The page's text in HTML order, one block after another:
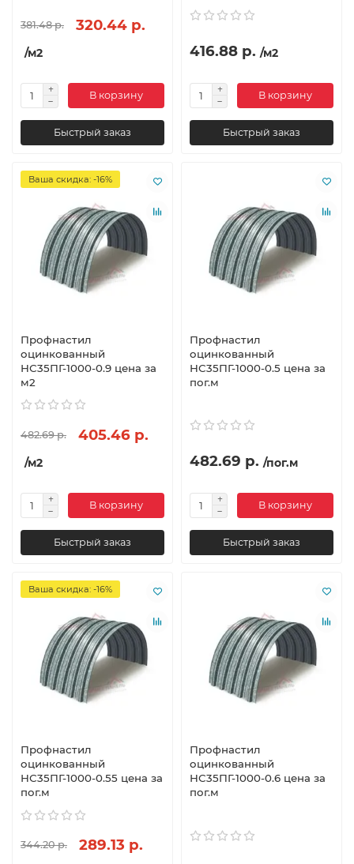
381.48 р. 320.44 р.
/м2
В корзину
Быстрый заказ
416.88 р. /м2
В корзину
Быстрый заказ
Ваша скидка: -16%
Профнастил
оцинкованный
НС35ПГ-1000-0.9 цена за
м2
482.69 р. 405.46 р.
/м2
В корзину
Быстрый заказ
Профнастил
оцинкованный
НС35ПГ-1000-0.5 цена за
пог.м
482.69 р. /пог.м
В корзину
Быстрый заказ
Ваша скидка: -16%
Профнастил
оцинкованный
НС35ПГ-1000-0.55 цена за
пог.м
344.20 р. 289.13 р.
Профнастил
оцинкованный
НС35ПГ-1000-0.6 цена за
пог.м